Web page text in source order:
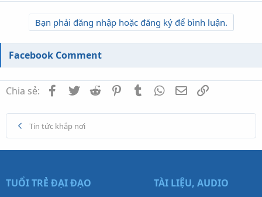
Bạn phải đăng nhập hoặc đăng ký để bình luận.
Facebook Comment
Chia sẻ: Facebook
TwitterReddit PinterestTumblrWhatsApp
Email
Tin tức khắp nơi
TUỔI TRẺ ĐẠI ĐẠO TÀI LIỆU, AUDIO